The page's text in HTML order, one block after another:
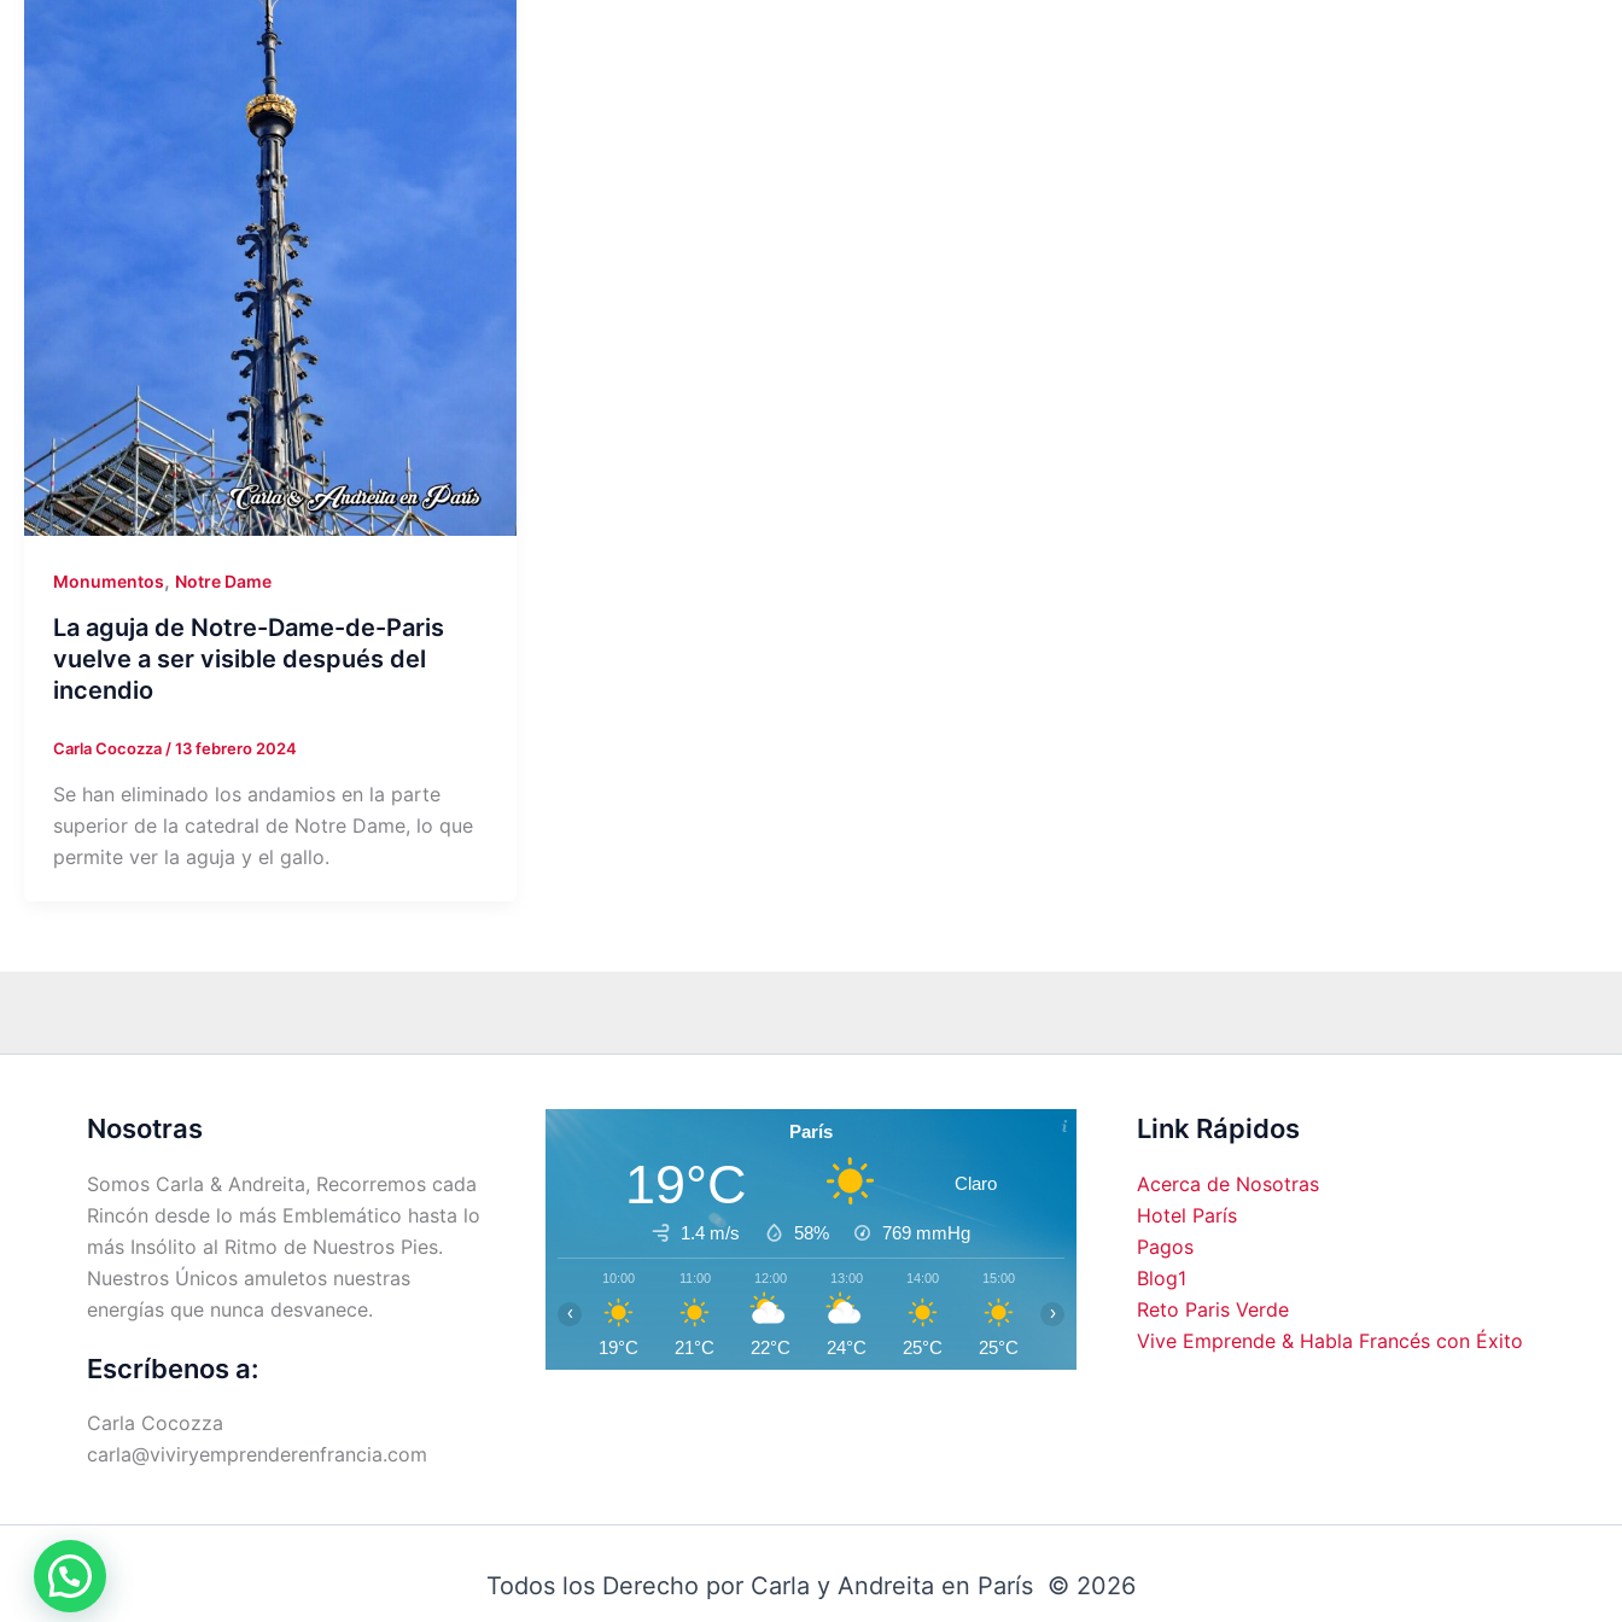
Monumentos, Notre Dame
La aguja de Notre-Dame-de-Paris
vuelve a ser visible después del
incendio
Carla Cocozza/13 febrero 2024
Se han eliminado los andamios en la parte
superior de la catedral de Notre Dame, lo que
permite ver la aguja y el gallo.
Nosotras
Somos Carla & Andreita, Recorremos cada
Rincón desde lo más Emblemático hasta lo
más Insólito al Ritmo de Nuestros Pies.
Nuestros Únicos amuletos nuestras
energías que nunca desvanece.
Escríbenos a:
Carla Cocozza
carla@viviryemprenderenfrancia.com
París
19°C Claro
1.4 m/s 58% 769 mmHg
10:00
19°C
11:00
21°C
12:00
22°C
13:00
24°C
14:00
25°C
15:00
25°C
17:00
26°C 26°C 26°C 25°C 24°C 23°C
‹ ›
Link Rápidos
Acerca de Nosotras
Hotel París
Pagos
Blog1
Reto Paris Verde
Vive Emprende & Habla Francés con Éxito
Todos los Derecho por Carla y Andreita en París © 2026